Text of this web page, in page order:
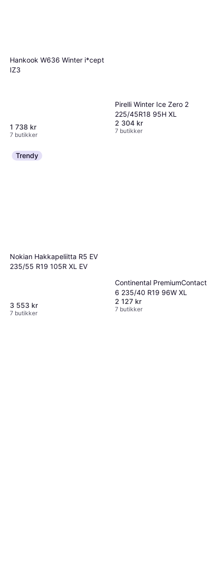
Hankook W636 Winter i*cept
IZ3
1 738 kr
7 butikker
Pirelli Winter Ice Zero 2
225/45R18 95H XL
2 304 kr
7 butikker
Trendy
Nokian Hakkapeliitta R5 EV
235/55 R19 105R XL EV
3 553 kr
7 butikker
Continental PremiumContact
6 235/40 R19 96W XL
2 127 kr
7 butikker